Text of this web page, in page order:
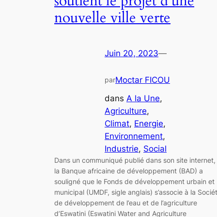
nouvelle ville verte
Juin 20, 2023—
parMoctar FICOU
dans A la Une
Agriculture
Climat, Energie
Environnement
Industrie, Social
Dans un communiqué publié dans son site internet,
la Banque africaine de développement (BAD) a
souligné que le Fonds de développement urbain et
municipal (UMDF, sigle anglais) s’associe à la
de développement de l’eau et de l’agriculture
d’Eswatini (Eswatini Water and Agriculture